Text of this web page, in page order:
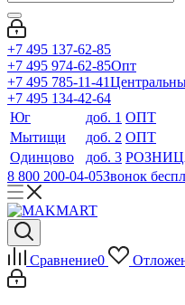
+7 495 137-62-85
+7 495 974-62-85Опт
+7 495 785-11-41
+7 495 134-42-64
Юг
доб. 1 ОПТ
Мытищи
доб. 2 ОПТ
Одинцово
доб. 3
8 800 200-04-05Звонок
Сравнение0